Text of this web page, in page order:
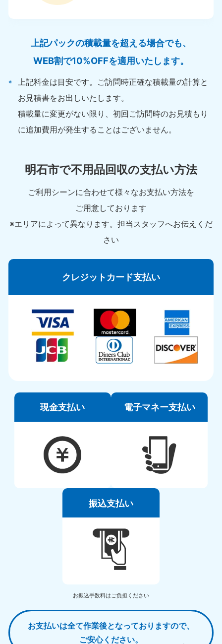
上記パックの積載量を超える場合でも、
WEB割で10%OFFを適用いたします。
上記料金は目安です。ご訪問時正確な積載量の計算と
お見積書をお出しいたします。
積載量に変更がない限り、初回ご訪問時のお見積もり
に追加費用が発生することはございません。
明石市で不用品回収の支払い方法
ご利用シーンに合わせて様々なお支払い方法を
ご用意しております
※エリアによって異なります。担当スタッフへお伝えくだ
さい
クレジットカード支払い
現金支払い 電子マネー支払い
振込支払い
お振込手数料はご負担ください
お支払いは全て作業後となっておりますので、
ご安心ください。